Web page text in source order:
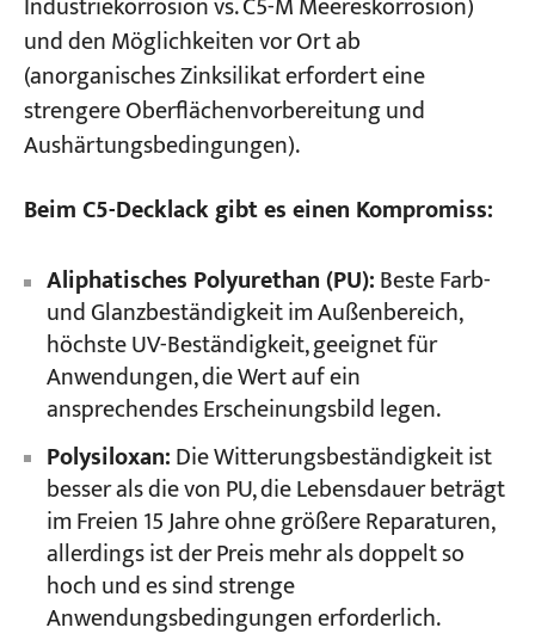
Industriekorrosion vs. C5-M Meereskorrosion)
und den Möglichkeiten vor Ort ab
(anorganisches Zinksilikat erfordert eine
strengere Oberflächenvorbereitung und
Aushärtungsbedingungen).
Beim C5-Decklack gibt es einen Kompromiss:
Aliphatisches Polyurethan (PU):Beste Farb-
und Glanzbeständigkeit im Außenbereich,
höchste UV-Beständigkeit, geeignet für
Anwendungen, die Wert auf ein
ansprechendes Erscheinungsbild legen.
Polysiloxan:Die Witterungsbeständigkeit ist
besser als die von PU, die Lebensdauer beträgt
im Freien 15 Jahre ohne größere Reparaturen,
allerdings ist der Preis mehr als doppelt so
hoch und es sind strenge
Anwendungsbedingungen erforderlich.